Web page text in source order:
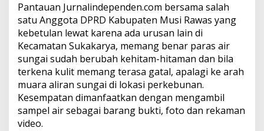
Pantauan Jurnalindependen.com bersama salah
satu Anggota DPRD Kabupaten Musi Rawas yang
kebetulan lewat karena ada urusan lain di
Kecamatan Sukakarya, memang benar paras air
sungai sudah berubah kehitam-hitaman dan bila
terkena kulit memang terasa gatal, apalagi ke arah
muara aliran sungai di lokasi perkebunan.
Kesempatan dimanfaatkan dengan mengambil
sampel air sebagai barang bukti, foto dan rekaman
video.